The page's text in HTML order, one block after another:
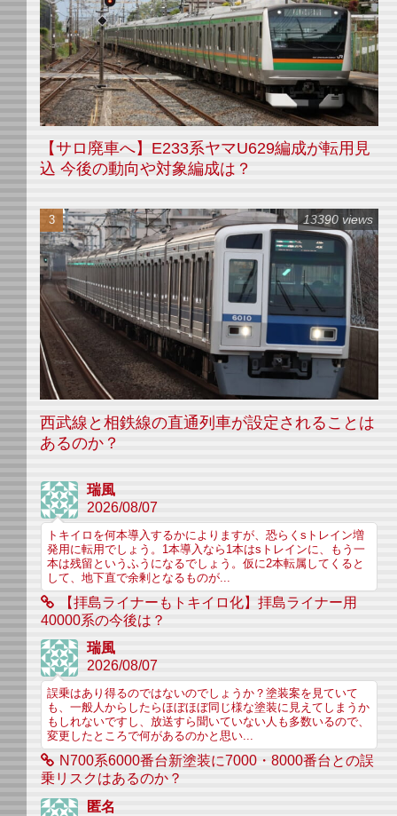
【サロ廃車へ】E233系ヤマU629編成が転用見
込 今後の動向や対象編成は？
西武線と相鉄線の直通列車が設定されることは
あるのか？
13390 views
瑞風
2026/08/07
トキイロを何本導入するかによりますが、恐らくsトレイン増
発用に転用でしょう。1本導入なら1本はsトレインに、もう一
本は残留というふうになるでしょう。仮に2本転属してくると
して、地下直で余剰となるものが...
【拝島ライナーもトキイロ化】拝島ライナー用
40000系の今後は？
瑞風
2026/08/07
誤乗はあり得るのではないのでしょうか？塗装案を見ていて
も、一般人からしたらほぼほぼ同じ様な塗装に見えてしまうか
もしれないですし、放送すら聞いていない人も多数いるので、
変更したところで何があるのかと思い...
N700系6000番台新塗装に7000・8000番台との誤
乗リスクはあるのか？
匿名